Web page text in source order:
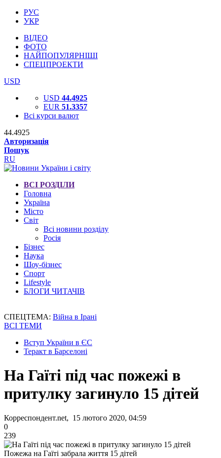
РУС
УКР
ВІДЕО
ФОТО
НАЙПОПУЛЯРНІШІ
СПЕЦПРОЕКТИ
USD
USD 44.4925
EUR 51.3357
Всі курси валют
44.4925
Авторизація
Пошук
RU
ВСІ РОЗДІЛИ
Головна
Україна
Місто
Світ
Всі новини розділу
Росія
Бізнес
Наука
Шоу-бізнес
Спорт
Lifestyle
БЛОГИ ЧИТАЧІВ
СПЕЦТЕМА: Війна в Ірані
ВСІ ТЕМИ
Вступ України в ЄС
Теракт в Барселоні
На Гаїті під час пожежі в
притулку загинуло 15 дітей
Корреспондент.net, 15 лютого 2020, 04:59
0
239
Пожежа на Гаїті забрала життя 15 дітей